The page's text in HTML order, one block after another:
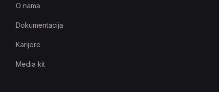
O nama
Dokumentacija
Karijere
Media kit